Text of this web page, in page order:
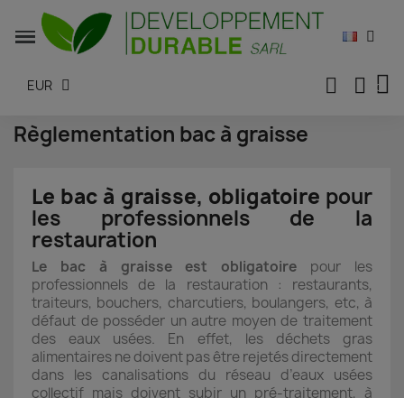
EUR
Règlementation bac à graisse
Le bac à graisse, obligatoire pour
les professionnels de la
restauration
Le bac à graisse est obligatoire pour les
professionnels de la restauration : restaurants,
traiteurs, bouchers, charcutiers, boulangers, etc, à
défaut de posséder un autre moyen de traitement
des eaux usées. En effet, les déchets gras
alimentaires ne doivent pas être rejetés directement
dans les canalisations du réseau d’eaux usées
collectif mais doivent subir un pré-traitement, à